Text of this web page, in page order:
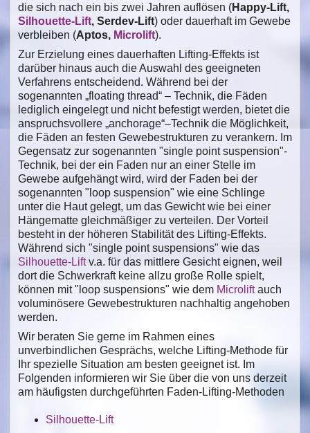
die sich nach ein bis zwei Jahren auflösen (Happy-Lift,
Silhouette-Lift, Serdev-Lift) oder dauerhaft im Gewebe
verbleiben (Aptos, Microlift).
Zur Erzielung eines dauerhaften Lifting-Effekts ist
darüber hinaus auch die Auswahl des geeigneten
Verfahrens entscheidend. Während bei der
sogenannten „floating thread“ – Technik, die Fäden
lediglich eingelegt und nicht befestigt werden, bietet die
anspruchsvollere „anchorage“–Technik die Möglichkeit,
die Fäden an festen Gewebestrukturen zu verankern. Im
Gegensatz zur sogenannten "single point suspension"-
Technik, bei der ein Faden nur an einer Stelle im
Gewebe aufgehängt wird, wird der Faden bei der
sogenannten "loop suspension" wie eine Schlinge
unter die Haut gelegt, um das Gewicht wie bei einer
Hängematte gleichmäßiger zu verteilen. Der Vorteil
besteht in der höheren Stabilität des Lifting-Effekts.
Während sich "single point suspensions" wie das
Silhouette-Liftv.a. für das mittlere Gesicht eignen, weil
dort die Schwerkraft keine allzu große Rolle spielt,
können mit "loop suspensions" wie dem Microliftauch
voluminösere Gewebestrukturen nachhaltig angehoben
werden.
Wir beraten Sie gerne im Rahmen eines
unverbindlichen Gesprächs, welche Lifting-Methode für
Ihr spezielle Situation am besten geeignet ist. Im
Folgenden informieren wir Sie über die von uns derzeit
am häufigsten durchgeführten Faden-Lifting-Methoden
Silhouette-Lift